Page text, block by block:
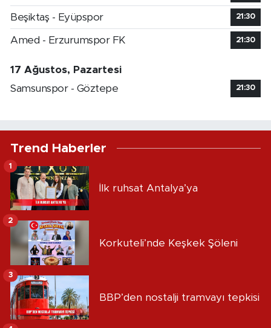
Beşiktaş - Eyüpspor 21:30
Amed - Erzurumspor FK 21:30
17 Ağustos, Pazartesi
Samsunspor - Göztepe
21:30
Trend Haberler
İlk ruhsat Antalya’ya
1
Korkuteli’nde Keşkek Şöleni
2
BBP’den nostalji tramvayı tepkisi
3